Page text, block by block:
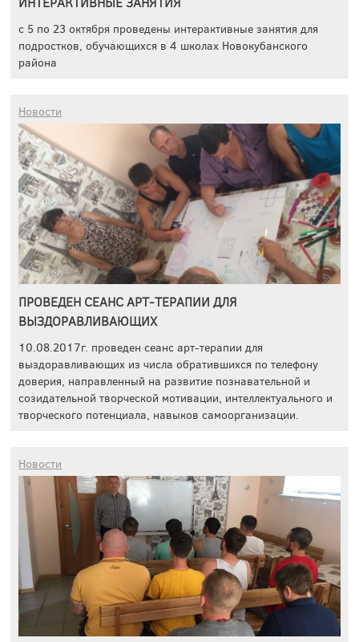
с 5 по 23 октября проведены интерактивные занятия для
подростков, обучающихся в 4 школах Новокубанского
района
Новости
ПРОВЕДЕН СЕАНС АРТ-ТЕРАПИИ ДЛЯ
ВЫЗДОРАВЛИВАЮЩИХ
10.08.2017г. проведен сеанс арт-терапии для
выздоравливающих из числа обратившихся по телефону
доверия, направленный на развитие познавательной и
созидательной творческой мотивации, интеллектуального и
творческого потенциала, навыков самоорганизации.
Новости